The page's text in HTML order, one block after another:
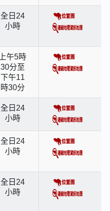
全日24
小時
上午5時
30分至
下午11
時30分
全日24
小時
全日24
小時
全日24
小時